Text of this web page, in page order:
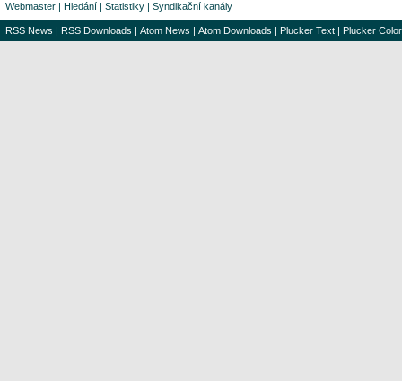
Webmaster | Hledání | Statistiky | Syndikační kanály
RSS News | RSS Downloads | Atom News | Atom Downloads | Plucker Text | Plucker Color